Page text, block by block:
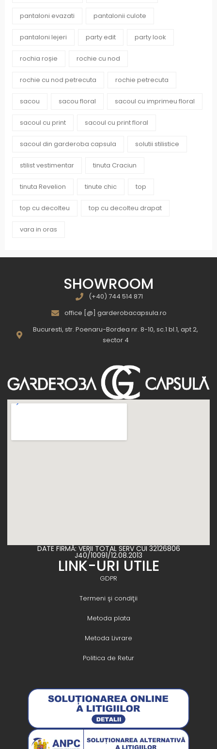
pantaloni evazati pantalonii culote
pantaloni lejeri party edit party look
rochia roșie rochie cu nod
rochie cu nod petrecuta rochie petrecuta
sacou sacou floral sacoul cu imprimeu floral
sacoul cu print sacoul cu print floral
sacoul din garderoba capsula solutii stilistice
stilist vestimentar tinuta Craciun
tinuta Revelion tinute chic top
top cu decolteu top cu decolteu drapat
vara in oras
SHOWROOM
(+40) 744 514 871
office [@] garderobacapsula.ro
Bucuresti, str. Poenaru-Bordea nr. 8-10, sc.1 bl.1, apt 2,
sector 4
DATE FIRMĂ: VERII TOTAL SERV CUI 32126806
J40/10091/12.08.2013
LINK-URI UTILE
GDPR
Termeni şi condiţii
Metoda plata
Metoda Livrare
Politica de Retur